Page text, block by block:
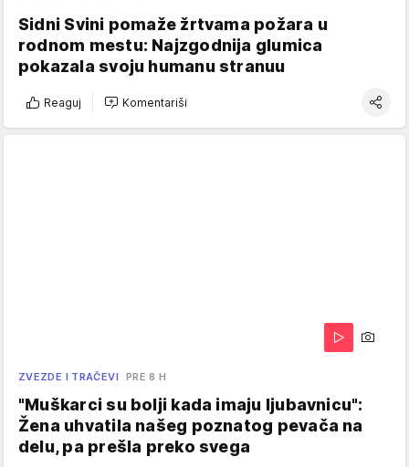
Sidni Svini pomaže žrtvama požara u
rodnom mestu: Najzgodnija glumica
pokazala svoju humanu stranuu
Reaguj Komentariši
ZVEZDE I TRAČEVI PRE 8 H
"Muškarci su bolji kada imaju ljubavnicu":
Žena uhvatila našeg poznatog pevača na
delu, pa prešla preko svega